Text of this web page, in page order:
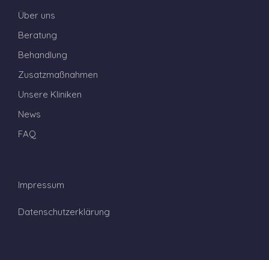
Über uns
Beratung
Behandlung
Zusatzmaßnahmen
Unsere Kliniken
News
FAQ
Impressum
Datenschutzerklärung